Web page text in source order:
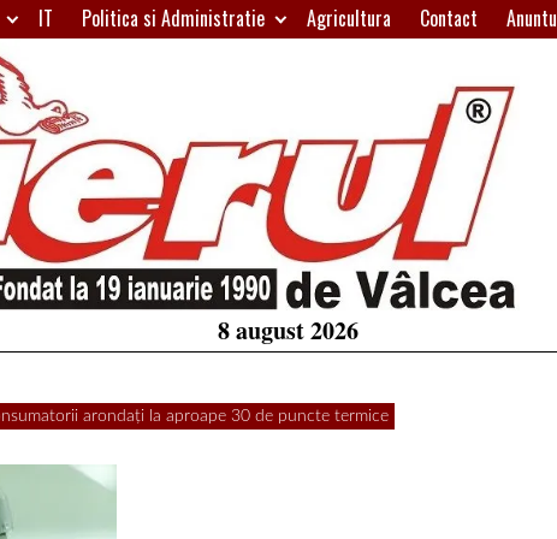
IT Politica si Administratie Agricultura Contact
8 august 2026
arondați la aproape 30 de puncte termice